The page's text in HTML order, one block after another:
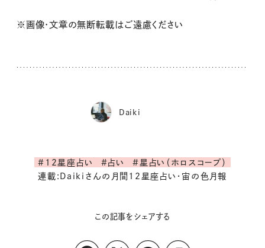
※画像・文章の無断転載はご遠慮ください
Daiki
#12星座占い #占い
#星占い（ホロスコープ）
連載:Daikiさんの月間12星座占い・宙の色月報
この記事をシェアする